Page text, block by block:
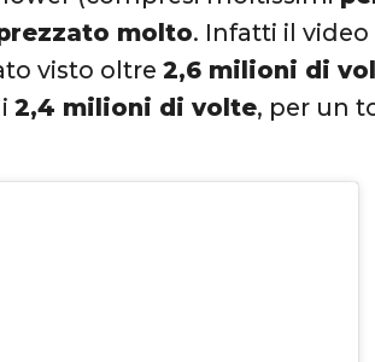
molto. Infatti il
visto oltre2,6 milioni di
2,4 milioni di volte, per un